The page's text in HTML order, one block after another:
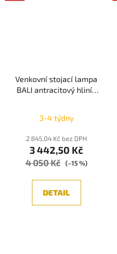
Venkovní stojací lampa
BALI antracitový hliník
USB kabel / vypínač na
NOVA LUCE
3-4 týdny
2 845,04 Kč bez DPH
3 442,50 Kč
4 050 Kč (–15 %)
DETAIL